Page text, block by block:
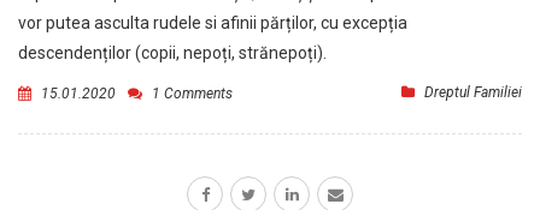
vor putea asculta rudele si afinii părților, cu excepția
descendenților (copii, nepoți, strănepoți).
15.01.2020 Dreptul Familiei
1 Comments